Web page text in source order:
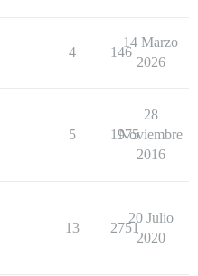
4 146
14 Marzo
2026
5 1975
28
Noviembre
2016
13 2751
20 Julio
2020